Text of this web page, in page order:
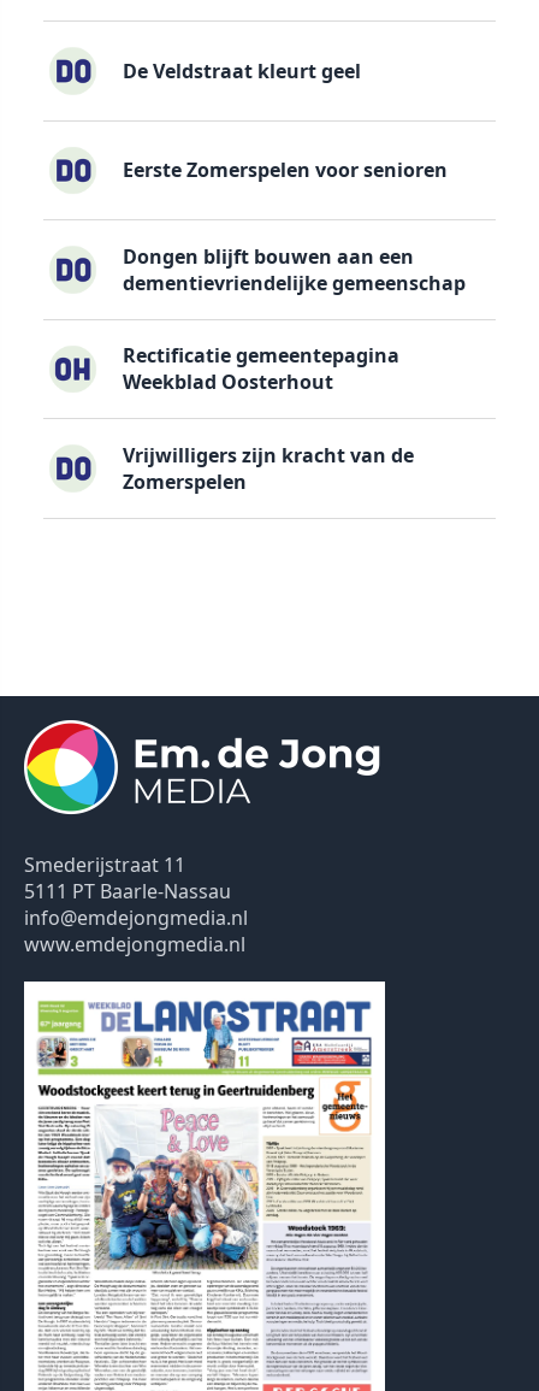
De Veldstraat kleurt geel
Eerste Zomerspelen voor senioren
Dongen blijft bouwen aan een
dementievriendelijke gemeenschap
Rectificatie gemeentepagina
Weekblad Oosterhout
Vrijwilligers zijn kracht van de
Zomerspelen
Smederijstraat 11
5111 PT Baarle-Nassau
info@emdejongmedia.nl
www.emdejongmedia.nl